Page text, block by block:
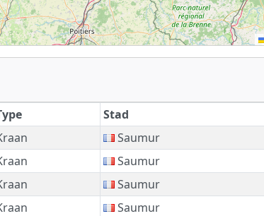
Stad
Saumur
Saumur
Saumur
Saumur